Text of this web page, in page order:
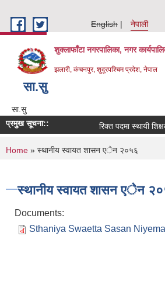
English
नेपाली
शुक्लाफाँटा नगरपालिका, नगर
झलारी, कंचनपुर, शुदूरपश्चिम प्रदेश, नेपाल
सा‍.सु
सा‍.सु
प्रमुख सूचना::
रिक्त पदमा स्थायी
You are here
Home » स्थानीय स्वायत शासन एेन २०५६
स्थानीय स्वायत शासन एेन
Documents:
Sthaniya Swaetta Sasan